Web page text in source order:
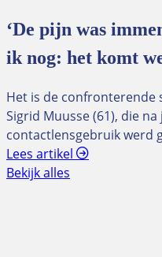
‘De pijn was
ik nog: het komt
Het is de confronterende
Sigrid Muusse (61), die
contactlensgebruik werd
Lees artikel
Bekijk alles